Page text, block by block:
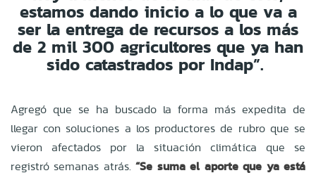
estamos dando inicio a lo que va a
ser la entrega de recursos a los más
de 2 mil 300 agricultores que ya han
sido catastrados por Indap”.
Agregó que se ha buscado la forma más expedita de
llegar con soluciones a los productores de rubro que se
vieron afectados por la situación climática que se
registró semanas atrás. “Se suma el aporte que ya está